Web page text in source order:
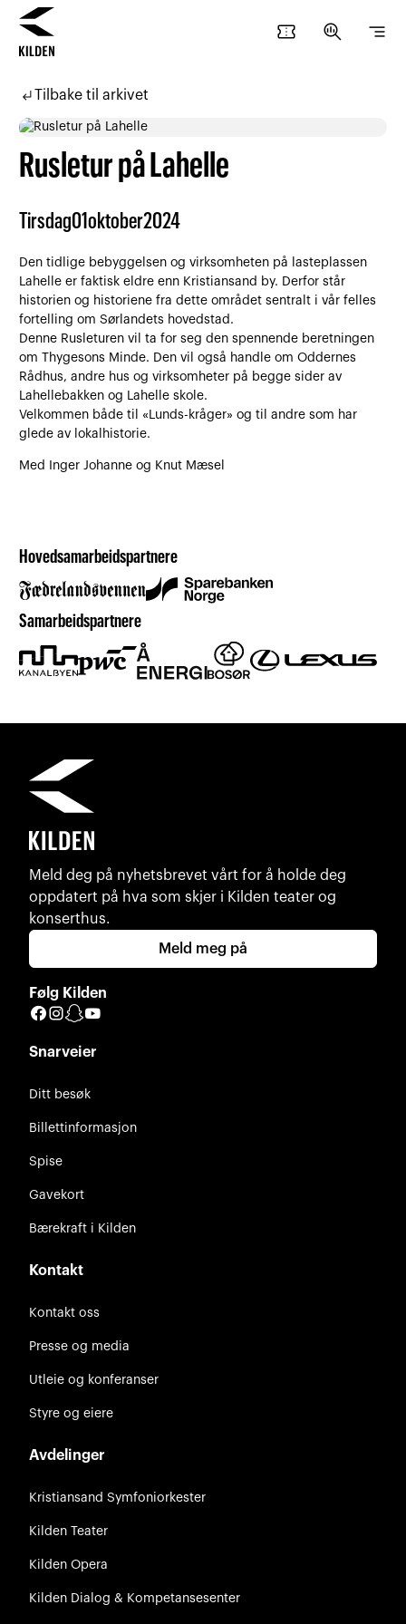
confirmation_number search_insights segment
subdirectory_arrow_leftTilbake til arkivet
Rusletur på Lahelle
Tirsdag01oktober2024
Den tidlige bebyggelsen og virksomheten på lasteplassen
Lahelle er faktisk eldre enn Kristiansand by. Derfor står
historien og historiene fra dette området sentralt i vår felles
fortelling om Sørlandets hovedstad.
Denne Rusleturen vil ta for seg den spennende beretningen
om Thygesons Minde. Den vil også handle om Oddernes
Rådhus, andre hus og virksomheter på begge sider av
Lahellebakken og Lahelle skole.
Velkommen både til «Lunds-kråger» og til andre som har
glede av lokalhistorie.
Med Inger Johanne og Knut Mæsel
Hovedsamarbeidspartnere
Samarbeidspartnere
Meld deg på nyhetsbrevet vårt for å holde deg
oppdatert på hva som skjer i Kilden teater og
konserthus.
Meld meg på
Følg Kilden
Facebook
Instagram
Snapchat
Snarveier
Ditt besøk
Billettinformasjon
Spise
Gavekort
Bærekraft i Kilden
Kontakt
Kontakt oss
Presse og media
Utleie og konferanser
Styre og eiere
Avdelinger
Kristiansand Symfoniorkester
Kilden Teater
Kilden Opera
Kilden Dialog & Kompetansesenter